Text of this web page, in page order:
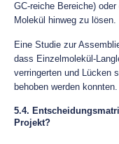
GC-reiche Bereiche)
Molekül hinweg zu lösen.
Eine Studie zur
dass Einzelmolekül-
verringerten und Lücken
behoben werden konnten.
5.4.
Projekt?